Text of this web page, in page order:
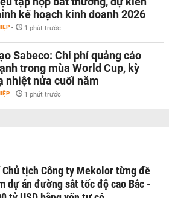
kế hoạch kinh doanh 2026
- 1 phút trước
Sabeco: Chi phí quảng cáo
trong mùa World Cup, kỳ
nhiệt nửa cuối năm
- 1 phút trước
Chủ tịch Công ty Mekolor từng đề
dự án đường sắt tốc độ cao Bắc -